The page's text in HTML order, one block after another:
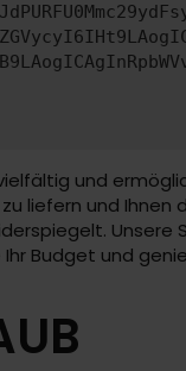
und
liefern und Ihnen
Unsere
Budget und